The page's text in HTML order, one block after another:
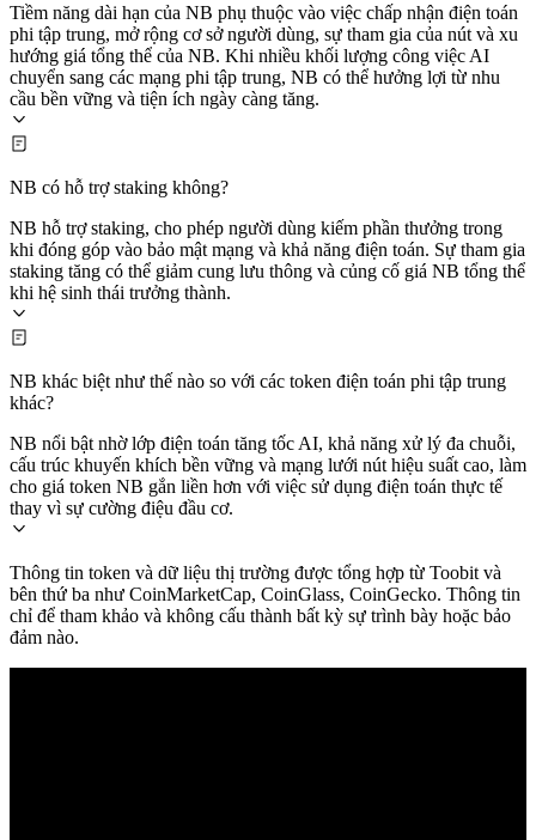
Tiềm năng dài hạn của NB phụ thuộc vào việc chấp nhận điện toán
phi tập trung, mở rộng cơ sở người dùng, sự tham gia của nút và xu
hướng giá tổng thể của NB. Khi nhiều khối lượng công việc AI
chuyển sang các mạng phi tập trung, NB có thể hưởng lợi từ nhu
cầu bền vững và tiện ích ngày càng tăng.
NB có hỗ trợ staking không?
NB hỗ trợ staking, cho phép người dùng kiếm phần thưởng trong
khi đóng góp vào bảo mật mạng và khả năng điện toán. Sự tham gia
staking tăng có thể giảm cung lưu thông và củng cố giá NB tổng thể
khi hệ sinh thái trưởng thành.
NB khác biệt như thế nào so với các token điện toán phi tập trung
khác?
NB nổi bật nhờ lớp điện toán tăng tốc AI, khả năng xử lý đa chuỗi,
cấu trúc khuyến khích bền vững và mạng lưới nút hiệu suất cao, làm
cho giá token NB gắn liền hơn với việc sử dụng điện toán thực tế
thay vì sự cường điệu đầu cơ.
Thông tin token và dữ liệu thị trường được tổng hợp từ Toobit và
bên thứ ba như CoinMarketCap, CoinGlass, CoinGecko. Thông tin
chỉ để tham khảo và không cấu thành bất kỳ sự trình bày hoặc bảo
đảm nào.